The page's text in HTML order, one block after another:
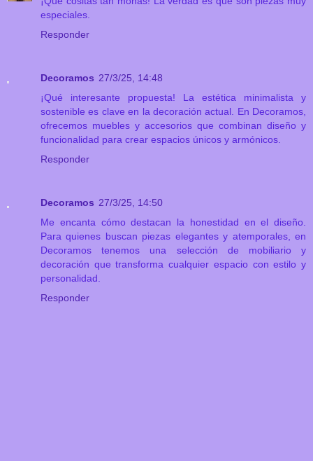
especiales.
Responder
Decoramos 27/3/25, 14:48
¡Qué interesante propuesta! La estética minimalista y
sostenible es clave en la decoración actual. En Decoramos,
ofrecemos muebles y accesorios que combinan diseño y
funcionalidad para crear espacios únicos y armónicos.
Responder
Decoramos 27/3/25, 14:50
Me encanta cómo destacan la honestidad en el diseño.
Para quienes buscan piezas elegantes y atemporales, en
Decoramos tenemos una selección de mobiliario y
decoración que transforma cualquier espacio con estilo y
personalidad.
Responder